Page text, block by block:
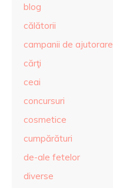
blog
călătorii
campanii de ajutorare
cărţi
ceai
concursuri
cosmetice
cumpărături
de-ale fetelor
diverse